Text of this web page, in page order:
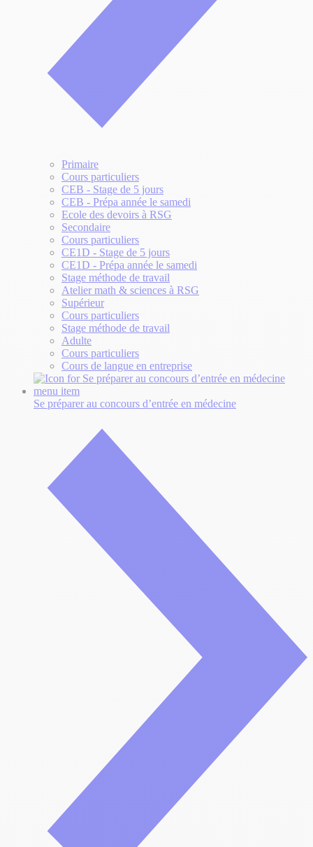
Primaire
Cours particuliers
CEB - Stage de 5 jours
CEB - Prépa année le samedi
Ecole des devoirs à RSG
Secondaire
Cours particuliers
CE1D - Stage de 5 jours
CE1D - Prépa année le samedi
Stage méthode de travail
Atelier math & sciences à RSG
Supérieur
Cours particuliers
Stage méthode de travail
Adulte
Cours particuliers
Cours de langue en entreprise
Se préparer au concours d’entrée en médecine